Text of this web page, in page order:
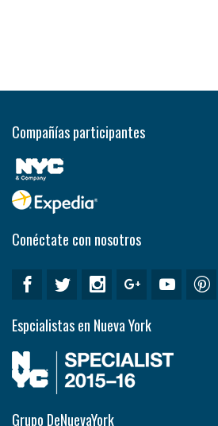
Compañías participantes
Conéctate con nosotros
Espcialistas en Nueva York
Grupo DeNuevaYork